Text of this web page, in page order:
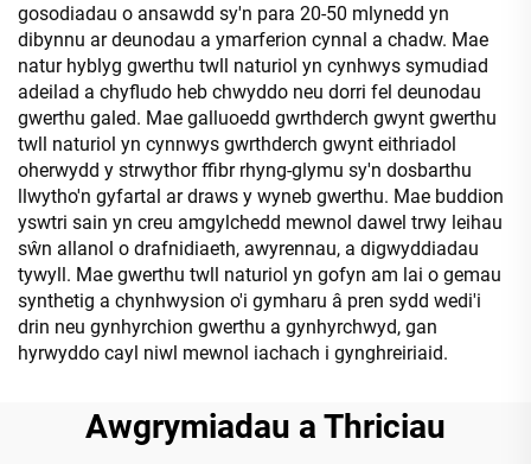
gosodiadau o ansawdd sy'n para 20-50 mlynedd yn
dibynnu ar deunodau a ymarferion cynnal a chadw. Mae
natur hyblyg gwerthu twll naturiol yn cynhwys symudiad
adeilad a chyfludo heb chwyddo neu dorri fel deunodau
gwerthu galed. Mae galluoedd gwrthderch gwynt gwerthu
twll naturiol yn cynnwys gwrthderch gwynt eithriadol
oherwydd y strwythor ffibr rhyng-glymu sy'n dosbarthu
llwytho'n gyfartal ar draws y wyneb gwerthu. Mae buddion
yswtri sain yn creu amgylchedd mewnol dawel trwy leihau
sŵn allanol o drafnidiaeth, awyrennau, a digwyddiadau
tywyll. Mae gwerthu twll naturiol yn gofyn am lai o gemau
synthetig a chynhwysion o'i gymharu â pren sydd wedi'i
drin neu gynhyrchion gwerthu a gynhyrchwyd, gan
hyrwyddo cayl niwl mewnol iachach i gynghreiriaid.
Awgrymiadau a Thriciau